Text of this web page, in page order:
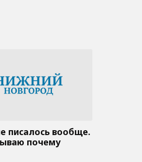
писалось вообще.
почему